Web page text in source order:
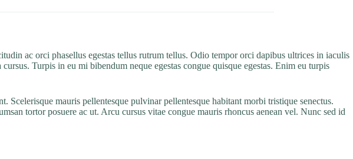
ac orci phasellus egestas tellus rutrum tellus. Odio tempor orci dapibus ultrices in iaculis
Turpis in eu mi bibendum neque egestas congue quisque egestas. Enim eu turpis
mauris pellentesque pulvinar pellentesque habitant morbi tristique senectus.
tortor posuere ac ut. Arcu cursus vitae congue mauris rhoncus aenean vel. Nunc sed id